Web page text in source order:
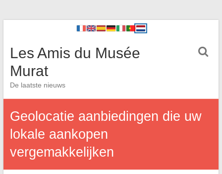
Les Amis du Musée
Murat
De laatste nieuws
Geolocatie aanbiedingen die uw
lokale aankopen
vergemakkelijken